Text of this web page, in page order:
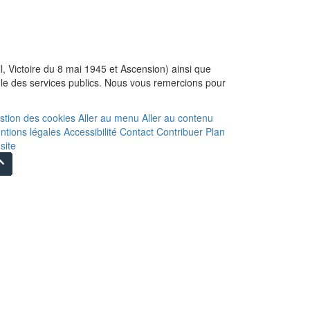
Victoire du 8 mai 1945 et Ascension) ainsi que
des services publics. Nous vous remercions pour
des cookies Aller au menu Aller au contenu
légales Accessibilité Contact Contribuer Plan
en